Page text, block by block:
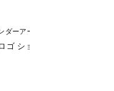
ーアーマー)
ゴ ショートスリーブ シャツ